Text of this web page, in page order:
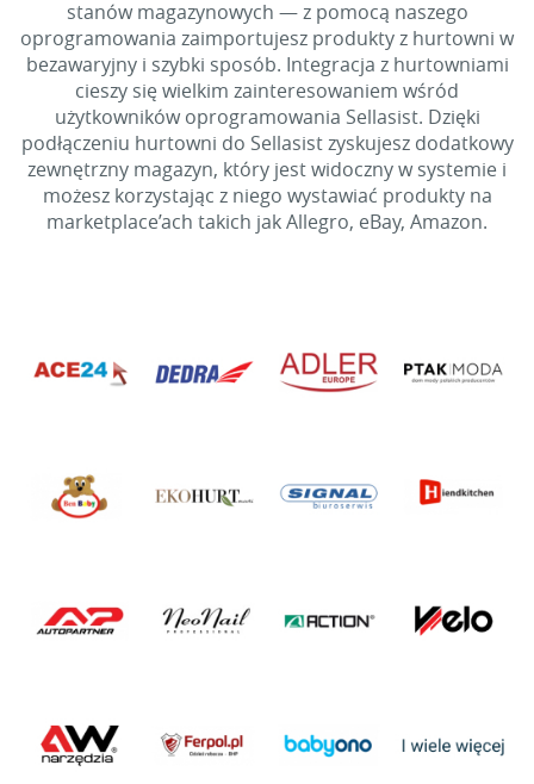
stanów magazynowych — z pomocą naszego
oprogramowania zaimportujesz produkty z hurtowni w
bezawaryjny i szybki sposób. Integracja z hurtowniami
cieszy się wielkim zainteresowaniem wśród
użytkowników oprogramowania Sellasist. Dzięki
podłączeniu hurtowni do Sellasist zyskujesz dodatkowy
zewnętrzny magazyn, który jest widoczny w systemie i
możesz korzystając z niego wystawiać produkty na
marketplace’ach takich jak Allegro, eBay, Amazon.